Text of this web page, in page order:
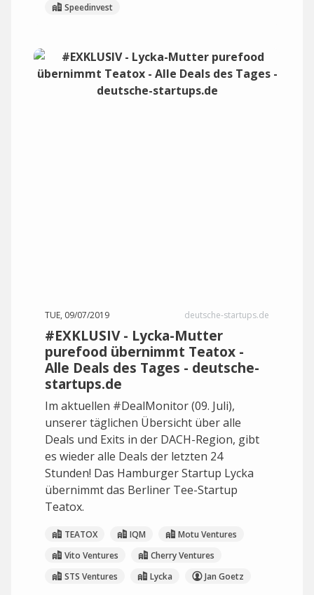
Speedinvest
TUE, 09/07/2019 deutsche-startups.de
#EXKLUSIV - Lycka-Mutter
purefood übernimmt Teatox -
Alle Deals des Tages - deutsche-
startups.de
Im aktuellen #DealMonitor (09. Juli),
unserer täglichen Übersicht über alle
Deals und Exits in der DACH-Region, gibt
es wieder alle Deals der letzten 24
Stunden! Das Hamburger Startup Lycka
übernimmt das Berliner Tee-Startup
Teatox.
TEATOX IQM
Motu Ventures
Vito Ventures
Cherry Ventures
STS Ventures
Lycka Jan Goetz